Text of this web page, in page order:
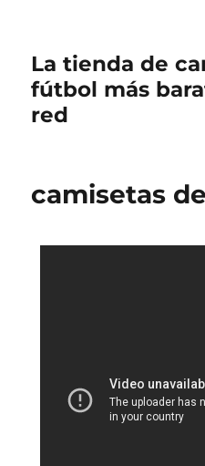
La tienda de
fútbol más
red
camisetas